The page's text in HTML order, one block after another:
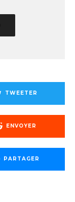
TWEETER
ENVOYER
PARTAGER